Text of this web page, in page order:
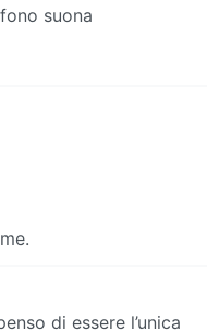
suona
di essere l’unica